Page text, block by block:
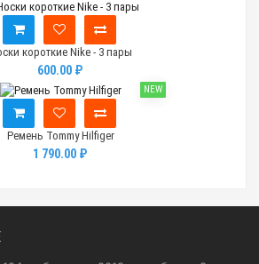
короткие Nike - 3 пары
600.00 ₽
NEW
Ремень Tommy Hilfiger
1 790.00 ₽